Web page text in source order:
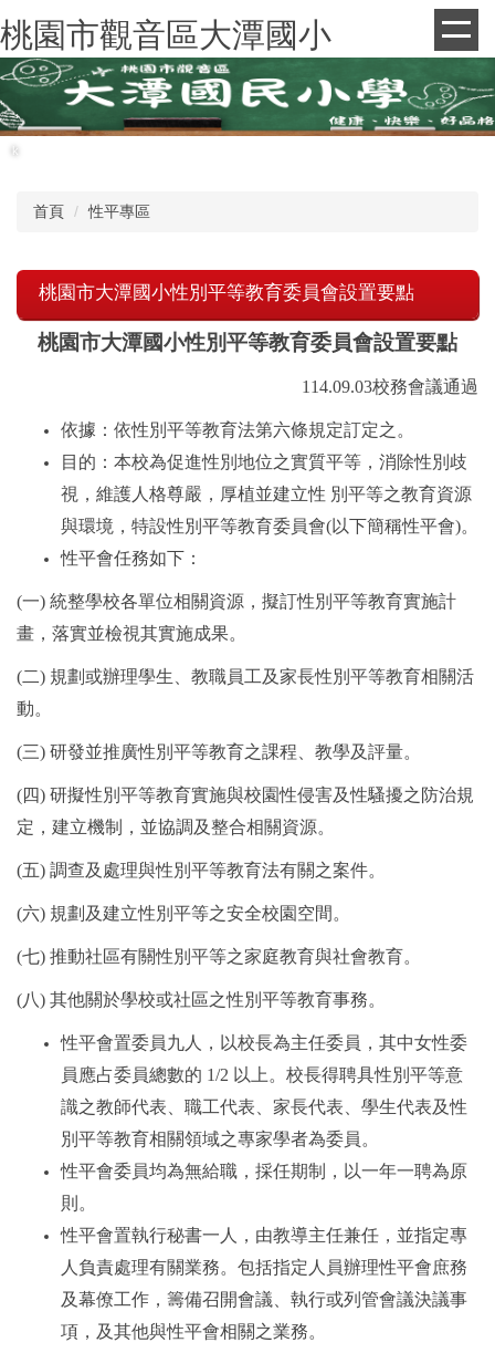
跳
到
主
要
內
容
區
桃園市觀音區大潭國小
k
首頁 性平專區
桃園市大潭國小性別平等教育委員會設置要點
桃園市大潭國小性別平等教育委員會設置要點
114.09.03校務會議通過
依據：依性別平等教育法第六條規定訂定之。
目的：本校為促進性別地位之實質平等，消除性別歧
視，維護人格尊嚴，厚植並建立性 別平等之教育資源
與環境，特設性別平等教育委員會(以下簡稱性平會)。
性平會任務如下：
(一) 統整學校各單位相關資源，擬訂性別平等教育實施計
畫，落實並檢視其實施成果。
(二) 規劃或辦理學生、教職員工及家長性別平等教育相關活
動。
(三) 研發並推廣性別平等教育之課程、教學及評量。
(四) 研擬性別平等教育實施與校園性侵害及性騷擾之防治規
定，建立機制，並協調及整合相關資源。
(五) 調查及處理與性別平等教育法有關之案件。
(六) 規劃及建立性別平等之安全校園空間。
(七) 推動社區有關性別平等之家庭教育與社會教育。
(八) 其他關於學校或社區之性別平等教育事務。
性平會置委員九人，以校長為主任委員，其中女性委
員應占委員總數的 1/2 以上。校長得聘具性別平等意
識之教師代表、職工代表、家長代表、學生代表及性
別平等教育相關領域之專家學者為委員。
性平會委員均為無給職，採任期制，以一年一聘為原
則。
性平會置執行秘書一人，由教導主任兼任，並指定專
人負責處理有關業務。包括指定人員辦理性平會庶務
及幕僚工作，籌備召開會議、執行或列管會議決議事
項，及其他與性平會相關之業務。